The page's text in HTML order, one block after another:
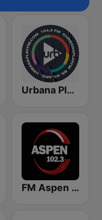
Urbana Play 104.3 FM
FM Aspen 102.3